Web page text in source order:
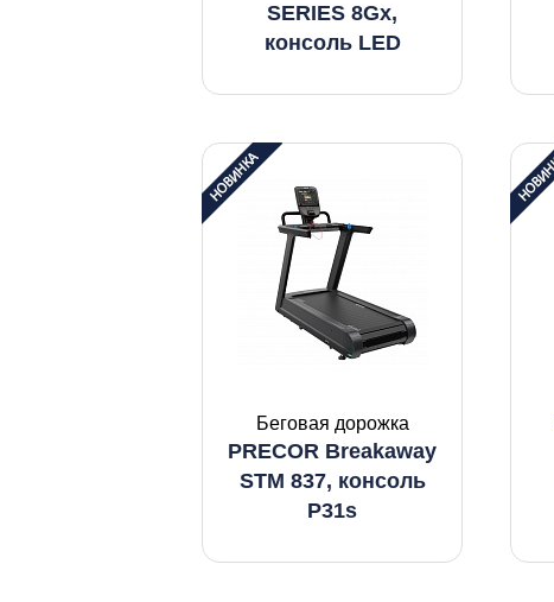
SERIES 8Gx,
консоль LED
Беговая дорожка
PRECOR Breakaway
STM 837, консоль
P31s